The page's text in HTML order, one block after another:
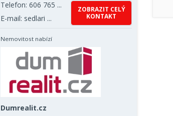
Telefon: 606 765 ...
E-mail: sedlari ...
ZOBRAZIT CELÝ
KONTAKT
Nemovitost nabízí
Dumrealit.cz